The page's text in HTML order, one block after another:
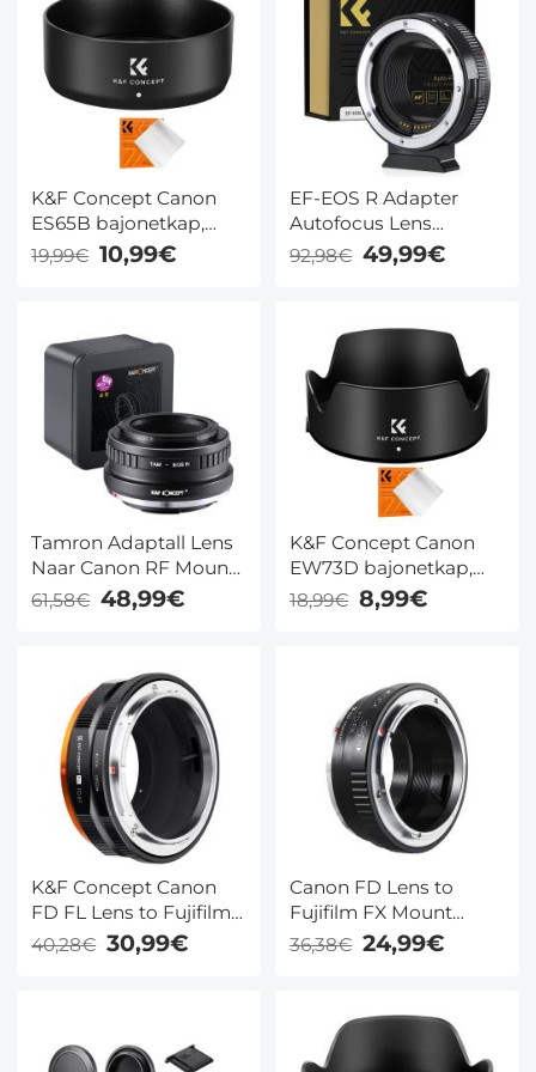
K&F Concept Canon
ES65B bajonetkap,
met een
stofzuigerdoek *1, voor
19,99€ 10,99€
EF-EOS R Adapter
Autofocus Lens
Bevestigings Adapter
voor Canon EF EF-S
R/RF Camera's
92,98€ 49,99€
Tamron Adaptall Lens
Naar Canon RF Mount
Camera Hoge Precisie
Lens Adapter Camera
61,58€ 48,99€
K&F Concept Canon
EW73D bajonetkap,
met een
stofzuigerdoek *1, voor
f/3.5-5.6 IS USM-lenzen
18,99€ 8,99€
K&F Concept Canon
FD FL Lens to Fujifilm
X Mount Adapter
40,28€ 30,99€
Canon FD Lens to
Fujifilm FX Mount
Mirrorless Camera
36,38€ 24,99€